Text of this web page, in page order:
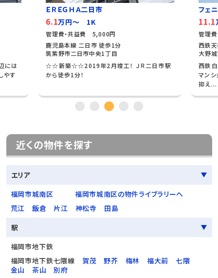
には
やす
ＥＲＥＧＨＡ二日市
6.1万円～ 1K
管理費・共益費 5,000円
鹿児島本線 二日市 徒歩1分
筑紫野市二日市中央1丁目
☆☆新築☆☆2019年2月竣工！ ＪＲ二日市駅
から徒歩1分！
フェ
11.1
管理
西鉄
大野
西鉄
マンシ
抑え...
近くの物件を探す
エリア
福岡市城南区
福岡市城南区の物件ライブラリーへ
荒江
飯倉 片江 神松寺
田島
駅
福岡市地下鉄
福岡市地下鉄七隈線
賀茂 野芥 梅林 福大前
七隈
金山
茶山 別府